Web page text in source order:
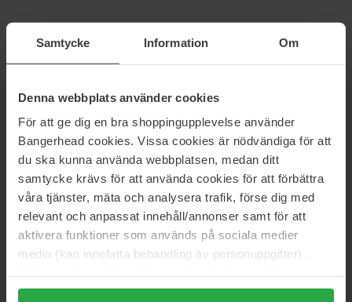
Samtycke Information Om
Denna webbplats använder cookies
För att ge dig en bra shoppingupplevelse använder
Bangerhead cookies. Vissa cookies är nödvändiga för att
du ska kunna använda webbplatsen, medan ditt
samtycke krävs för att använda cookies för att förbättra
våra tjänster, mäta och analysera trafik, förse dig med
relevant och anpassat innehåll/annonser samt för att
aktivera funktioner som används på sociala medier
media (kan innefatta behandling av personuppgifter).
Genom att trycka på "Tillåt alla cookies" accepterar du
NEWSLETTER BE THE FIRST TO KNOW
Vill du få de bästa beauty-nyheterna direkt till din inbox? Vi ger
dig de senaste trenderna, tips och exklusiva erbjudanden!
SÄKER BETALNING